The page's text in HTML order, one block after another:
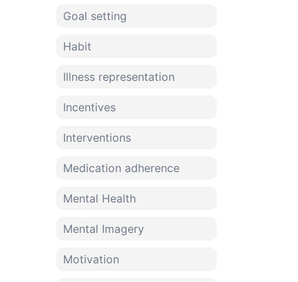
Goal setting
Habit
Illness representation
Incentives
Interventions
Medication adherence
Mental Health
Mental Imagery
Motivation